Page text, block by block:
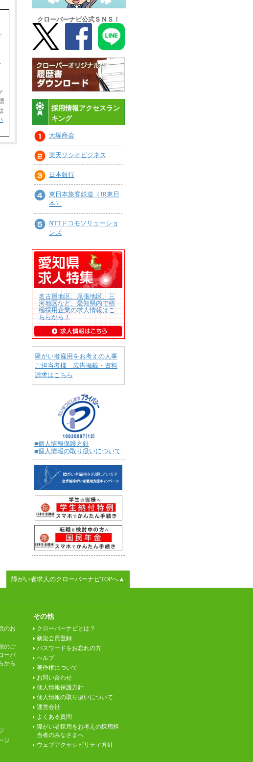
クローバーナビ公式ＳＮＳ！
採用情報アクセスラン
キング
大塚商会
楽天ソシオビジネス
日本銀行
東日本旅客鉄道（JR東日
本）
NTTドコモソリューショ
ンズ
名古屋地区、尾張地区、三
河地区など、愛知県内で積
極採用企業の求人情報はこ
ちらから！
障がい者雇用をお考えの人事
ご担当者様 広告掲載・資料
請求はこちら
■個人情報保護方針
■個人情報の取り扱いについて
障がい者求人のクローバーナビTOPへ▲
のお
のご
ーバ
から
ジ
その他
クローバーナビとは？
新規会員登録
パスワードをお忘れの方
ヘルプ
著作権について
お問い合わせ
個人情報保護方針
個人情報の取り扱いについて
運営会社
よくある質問
障がい者採用をお考えの採用担
当者のみなさまへ
ウェブアクセシビリティ方針